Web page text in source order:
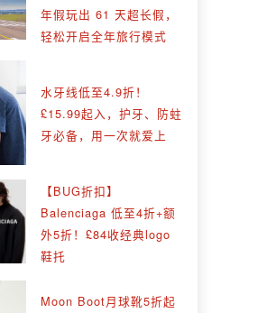
年假玩出 61 天超长假，
轻松开启全年旅行模式
水牙线低至4.9折！
£15.99起入，护牙、防蛀
牙必备，用一次就爱上
【BUG折扣】
Balenciaga 低至4折+额
外5折！£84收经典logo
鞋托
Moon Boot月球靴5折起